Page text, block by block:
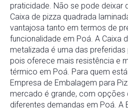
praticidade. Não se pode deixar
Caixa de pizza quadrada
vantajosa tanto em termos de
funcionalidade em Poá. A Caixa
metalizada é uma das
pois oferece mais resistência e
térmico em Poá. Para quem
Empresa de Embalagem para
mercado é grande, com opções
diferentes demandas em Poá. A